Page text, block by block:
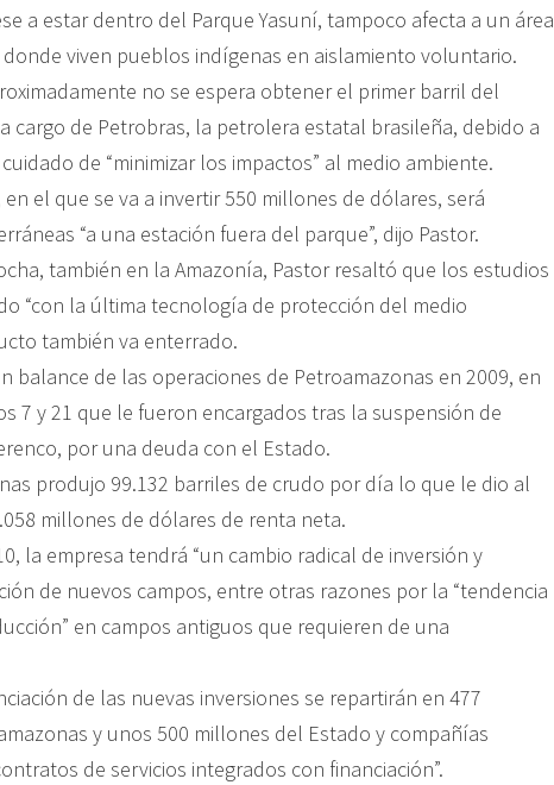
a estar dentro del Parque Yasuní, tampoco afecta a un área
viven pueblos indígenas en aislamiento voluntario.
no se espera obtener el primer barril del
cargo de Petrobras, la petrolera estatal brasileña, debido a
de “minimizar los impactos” al medio ambiente.
el que se va a invertir 550 millones de dólares, será
“a una estación fuera del parque”, dijo Pastor.
también en la Amazonía, Pastor resaltó que los estudios
“con la última tecnología de protección del medio
también va enterrado.
balance de las operaciones de Petroamazonas en 2009, en
7 y 21 que le fueron encargados tras la suspensión de
por una deuda con el Estado.
produjo 99.132 barriles de crudo por día lo que le dio al
millones de dólares de renta neta.
la empresa tendrá “un cambio radical de inversión y
de nuevos campos, entre otras razones por la “tendencia
en campos antiguos que requieren de una
de las nuevas inversiones se repartirán en 477
y unos 500 millones del Estado y compañías
de servicios integrados con financiación”.